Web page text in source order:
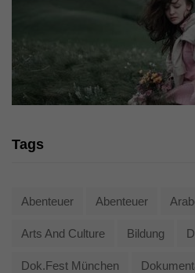
Tags
Abenteuer Abenteuer
Arts And Culture Bildung
Dok.fest München